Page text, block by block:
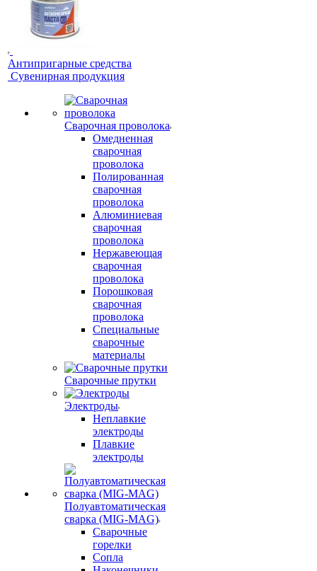
Антипригарные средства
Сувенирная продукция
Сварочная проволока
Омедненная
сварочная
проволока
Полированная
сварочная
проволока
Алюминиевая
сварочная
проволока
Нержавеющая
сварочная
проволока
Порошковая
сварочная
проволока
Специальные
сварочные
материалы
Сварочные прутки
Электроды
Неплавкие
электроды
Плавкие
электроды
Полуавтоматическая
сварка (MIG-MAG)
Сварочные
горелки
Сопла